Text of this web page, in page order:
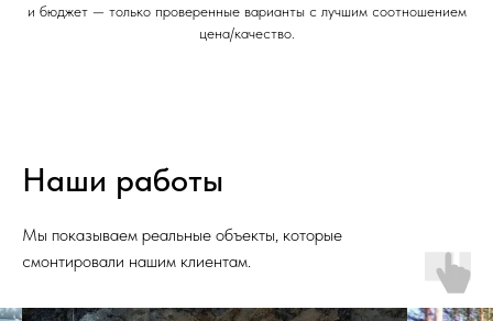
и бюджет — только проверенные варианты с лучшим соотношением
цена/качество.
Наши работы
Мы показываем реальные объекты, которые
смонтировали нашим клиентам.